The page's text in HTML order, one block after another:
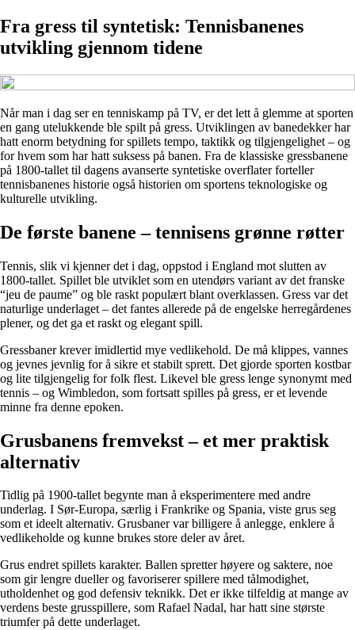
Fra gress til syntetisk: Tennisbanenes
utvikling gjennom tidene
Når man i dag ser en tenniskamp på TV, er det lett å glemme at sporten
en gang utelukkende ble spilt på gress. Utviklingen av banedekker har
hatt enorm betydning for spillets tempo, taktikk og tilgjengelighet – og
for hvem som har hatt suksess på banen. Fra de klassiske gressbanene
på 1800-tallet til dagens avanserte syntetiske overflater forteller
tennisbanenes historie også historien om sportens teknologiske og
kulturelle utvikling.
De første banene – tennisens grønne røtter
Tennis, slik vi kjenner det i dag, oppstod i England mot slutten av
1800-tallet. Spillet ble utviklet som en utendørs variant av det franske
“jeu de paume” og ble raskt populært blant overklassen. Gress var det
naturlige underlaget – det fantes allerede på de engelske herregårdenes
plener, og det ga et raskt og elegant spill.
Gressbaner krever imidlertid mye vedlikehold. De må klippes, vannes
og jevnes jevnlig for å sikre et stabilt sprett. Det gjorde sporten kostbar
og lite tilgjengelig for folk flest. Likevel ble gress lenge synonymt med
tennis – og Wimbledon, som fortsatt spilles på gress, er et levende
minne fra denne epoken.
Grusbanens fremvekst – et mer praktisk
alternativ
Tidlig på 1900-tallet begynte man å eksperimentere med andre
underlag. I Sør-Europa, særlig i Frankrike og Spania, viste grus seg
som et ideelt alternativ. Grusbaner var billigere å anlegge, enklere å
vedlikeholde og kunne brukes store deler av året.
Grus endret spillets karakter. Ballen spretter høyere og saktere, noe
som gir lengre dueller og favoriserer spillere med tålmodighet,
utholdenhet og god defensiv teknikk. Det er ikke tilfeldig at mange av
verdens beste grusspillere, som Rafael Nadal, har hatt sine største
triumfer på dette underlaget.